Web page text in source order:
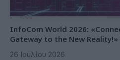
InfoCom World 2026:
Gateway to the New Reality!»
26 Ιουλίου 2026